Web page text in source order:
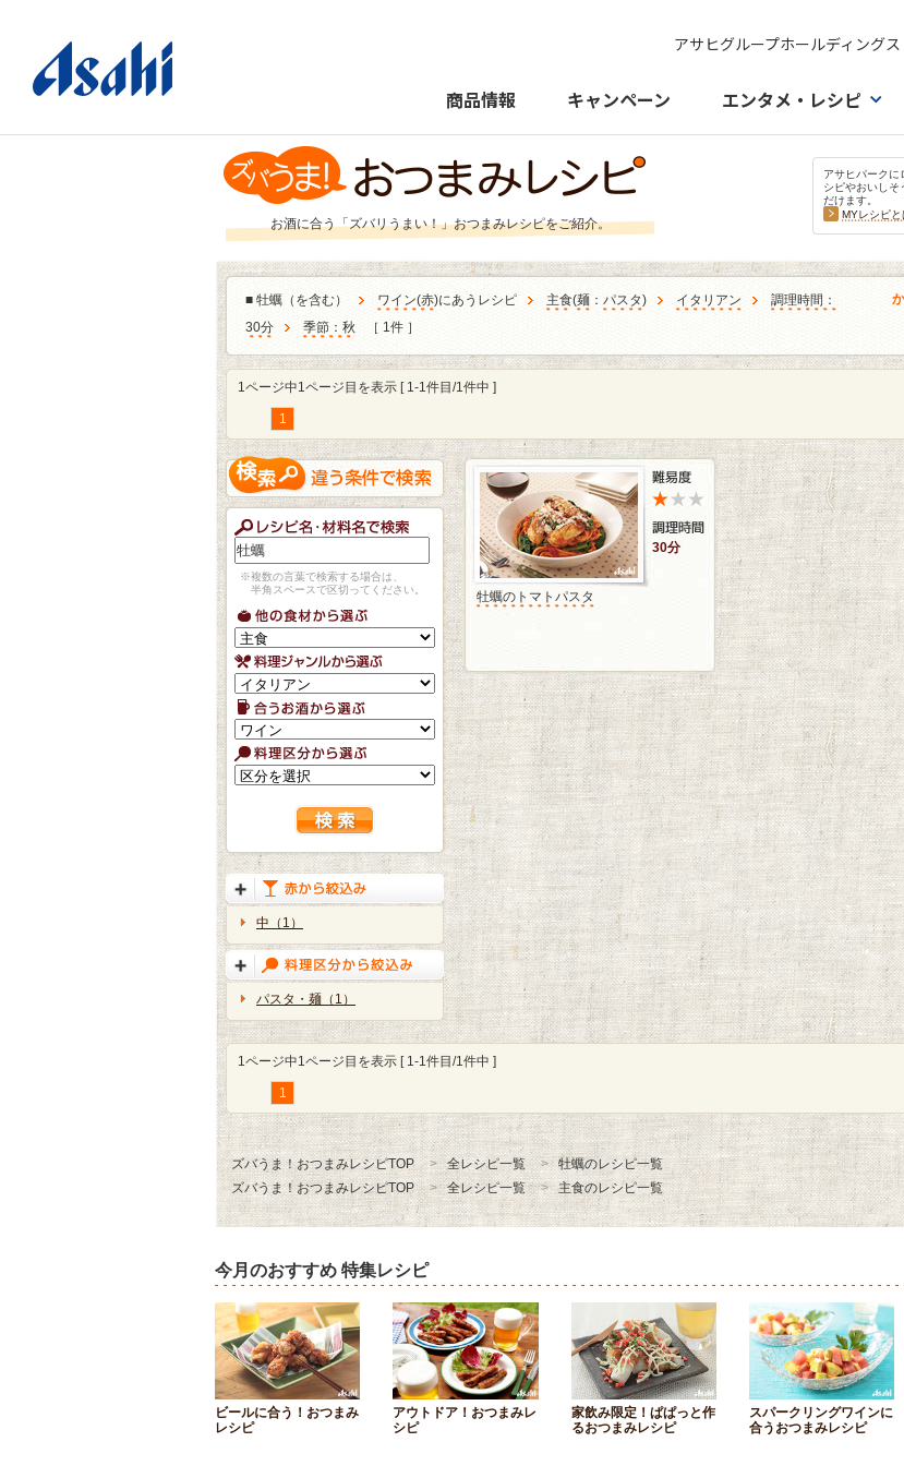
アサヒグループホールディングス
商品情報 キャンペーン エンタメ・レシピ
お酒に合う「ズバリうまい！」おつまみレシピをご紹介。
アサヒパークに
シピやおいしそ
だけます。
MYレシピと
■ 牡蠣（を含む） ワイン(赤)にあうレシピ 主食(麺 ： パスタ) イタリアン
調理時間：
30分
季節：秋 ［ 1件 ］
1ページ中1ページ目を表示 [ 1-1件目/1件中 ]
1
※複数の言葉で検索する場合は、
半角スペースで区切ってください。
中（1）
パスタ・麺（1）
30分
牡蠣のトマトパスタ
1ページ中1ページ目を表示 [ 1-1件目/1件中 ]
1
ズバうま！おつまみレシピTOP 全レシピ一覧
牡蠣のレシピ一覧
ズバうま！おつまみレシピTOP
全レシピ一覧 主食のレシピ一覧
今月のおすすめ 特集レシピ
ビールに合う！おつまみ
レシピ
アウトドア！おつまみレ
シピ
家飲み限定！ぱぱっと作
るおつまみレシピ
スパークリングワインに
合うおつまみレシピ